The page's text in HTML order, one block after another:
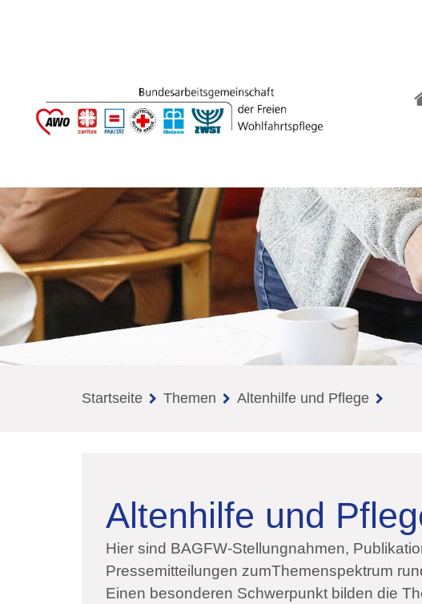
Startseite Themen Altenhilfe und Pflege
Altenhilfe und
Hier sind BAGFW-Stellungnahmen,
Pressemitteilungen zumThemenspektrum
Einen besonderen Schwerpunkt bilden die